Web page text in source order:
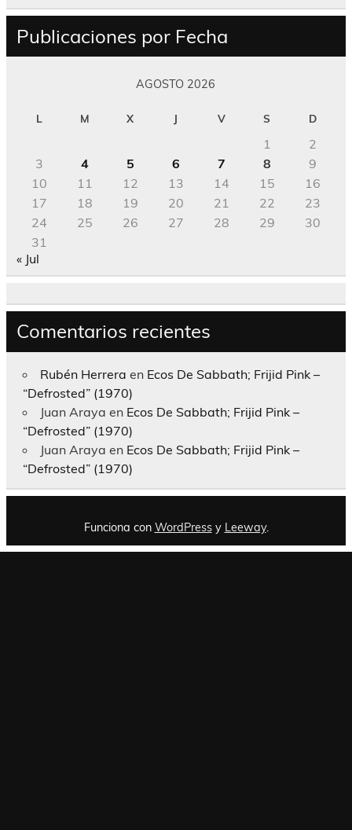
Publicaciones por Fecha
AGOSTO 2026
L M X J V S D
1
2
3
4 5 6 7 8
9
10
11 12 13 14 15
16
17
18 19 20 21 22
23
24
25 26 27 28 29
30
31
« Jul
Comentarios recientes
Rubén Herrera en Ecos De Sabbath; Frijid Pink –
“Defrosted” (1970)
Juan Araya en Ecos De Sabbath; Frijid Pink –
“Defrosted” (1970)
Juan Araya en Ecos De Sabbath; Frijid Pink –
“Defrosted” (1970)
Funciona con WordPressy Leeway.